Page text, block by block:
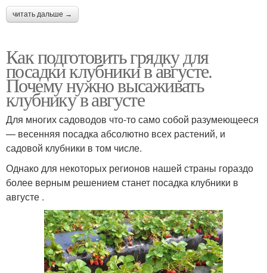
читать дальше →
Как подготовить грядку для
посадки клубники в августе.
Почему нужно высаживать
клубнику в августе
Для многих садоводов что-то само собой разумеющееся
— весенняя посадка абсолютно всех растений, и
садовой клубники в том числе.
Однако для некоторых регионов нашей страны гораздо
более верным решением станет посадка клубники в
августе .